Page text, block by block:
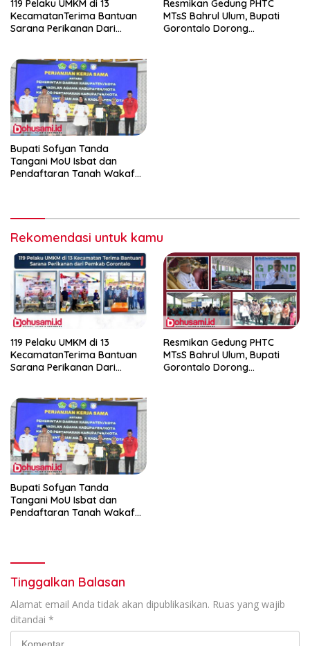
119 Pelaku UMKM di 13
KecamatanTerima Bantuan
Sarana Perikanan Dari
Resmikan Gedung PHTC
MTsS Bahrul Ulum, Bupati
Gorontalo Dorong
Bupati Sofyan Tanda
Tangani MoU Isbat dan
Pendaftaran Tanah Wakaf
Rekomendasi untuk kamu
119 Pelaku UMKM di 13
KecamatanTerima Bantuan
Sarana Perikanan Dari
Resmikan Gedung PHTC
MTsS Bahrul Ulum, Bupati
Gorontalo Dorong
Bupati Sofyan Tanda
Tangani MoU Isbat dan
Pendaftaran Tanah Wakaf
Tinggalkan Balasan
Alamat email Anda tidak akan dipublikasikan. Ruas yang wajib
ditandai *